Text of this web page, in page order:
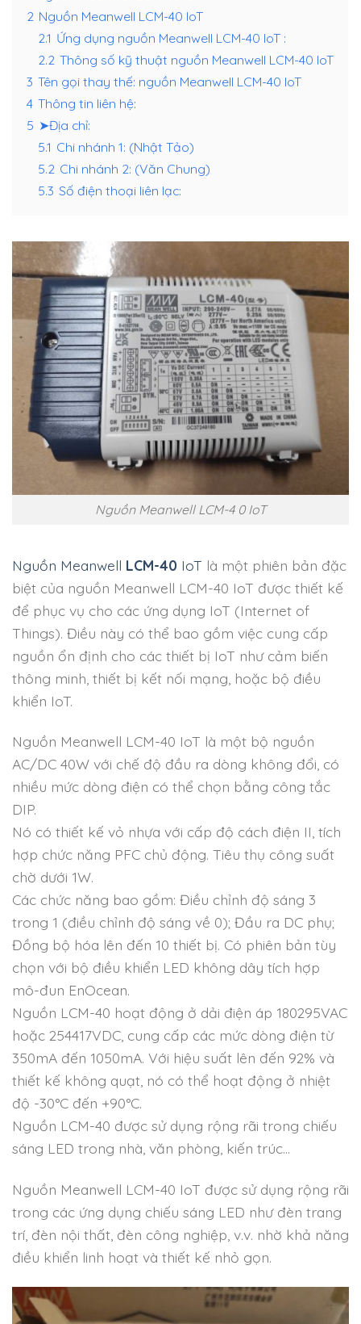
2 Nguồn Meanwell LCM-40 IoT
2.1 Ứng dụng nguồn Meanwell LCM-40 IoT :
2.2 Thông số kỹ thuật nguồn Meanwell LCM-40 IoT
3 Tên gọi thay thế: nguồn Meanwell LCM-40 IoT
4 Thông tin liên hệ:
5 ➤Địa chỉ:
5.1 Chi nhánh 1: (Nhật Tảo)
5.2 Chi nhánh 2: (Văn Chung)
5.3 Số điện thoại liên lạc:
Nguồn Meanwell LCM-4 0 IoT
Nguồn Meanwell LCM-40 IoT là một phiên bản đặc
biệt của nguồn Meanwell LCM-40 IoT được thiết kế
để phục vụ cho các ứng dụng IoT (Internet of
Things). Điều này có thể bao gồm việc cung cấp
nguồn ổn định cho các thiết bị IoT như cảm biến
thông minh, thiết bị kết nối mạng, hoặc bộ điều
khiển IoT.
Nguồn Meanwell LCM-40 IoT là một bộ nguồn
AC/DC 40W với chế độ đầu ra dòng không đổi, có
nhiều mức dòng điện có thể chọn bằng công tắc
DIP.
Nó có thiết kế vỏ nhựa với cấp độ cách điện II, tích
hợp chức năng PFC chủ động. Tiêu thụ công suất
chờ dưới 1W.
Các chức năng bao gồm: Điều chỉnh độ sáng 3
trong 1 (điều chỉnh độ sáng về 0); Đầu ra DC phụ;
Đồng bộ hóa lên đến 10 thiết bị. Có phiên bản tùy
chọn với bộ điều khiển LED không dây tích hợp
mô-đun EnOcean.
Nguồn LCM-40 hoạt động ở dải điện áp 180295VAC
hoặc 254417VDC, cung cấp các mức dòng điện từ
350mA đến 1050mA. Với hiệu suất lên đến 92% và
thiết kế không quạt, nó có thể hoạt động ở nhiệt
độ -30°C đến +90°C.
Nguồn LCM-40 được sử dụng rộng rãi trong chiếu
sáng LED trong nhà, văn phòng, kiến trúc…
Nguồn Meanwell LCM-40 IoT được sử dụng rộng rãi
trong các ứng dụng chiếu sáng LED như đèn trang
trí, đèn nội thất, đèn công nghiệp, v.v. nhờ khả năng
điều khiển linh hoạt và thiết kế nhỏ gọn.